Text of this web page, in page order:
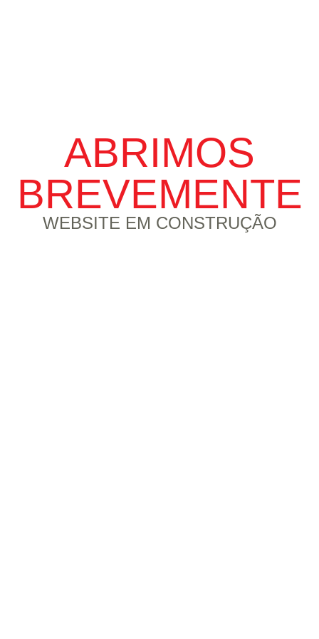
ABRIMOS
BREVEMENTE
WEBSITE EM CONSTRUÇÃO